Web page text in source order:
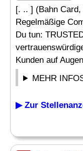
[. .. ] (Bahn
Regelmäßige
Du tun:
Kunden auf
MEHR
▶ Zur